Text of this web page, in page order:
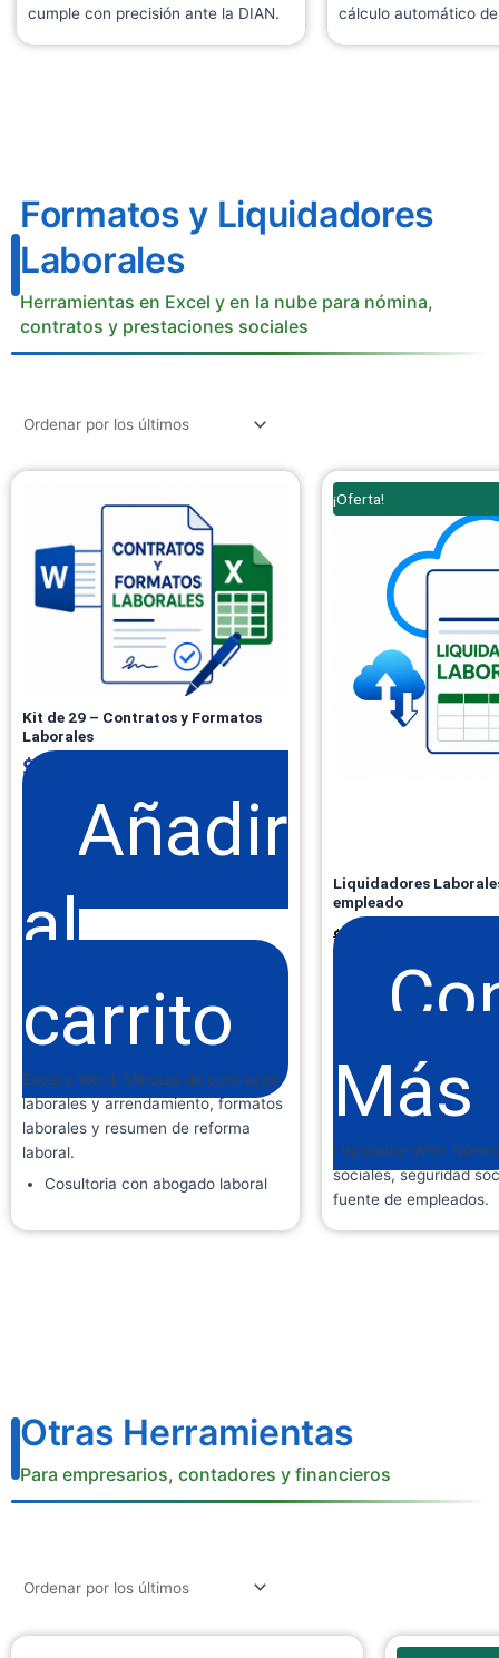
cumple con precisión ante la DIAN.
cálculo automático
Formatos y Liquidadores
Laborales
Herramientas en Excel y en la nube para nómina,
contratos y prestaciones sociales
Kit de 29 – Contratos y Formatos
Laborales
$
Añadir
al
carrito
Excel y Word: Minutas de contratos
laborales y arrendamiento, formatos
laborales y resumen de reforma
laboral.
Cosultoria con abogado laboral
¡Oferta!
Liquidadores
empleado
$
precio
original
era:
$ 99.000.
Más
Liquidador Web:
sociales, seguridad
fuente de empleados.
Otras Herramientas
Para empresarios, contadores y financieros